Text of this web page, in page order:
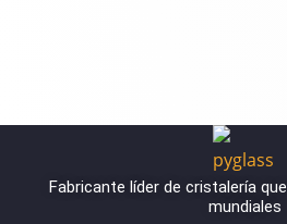
Fabricante líder de cristalería
mundiales